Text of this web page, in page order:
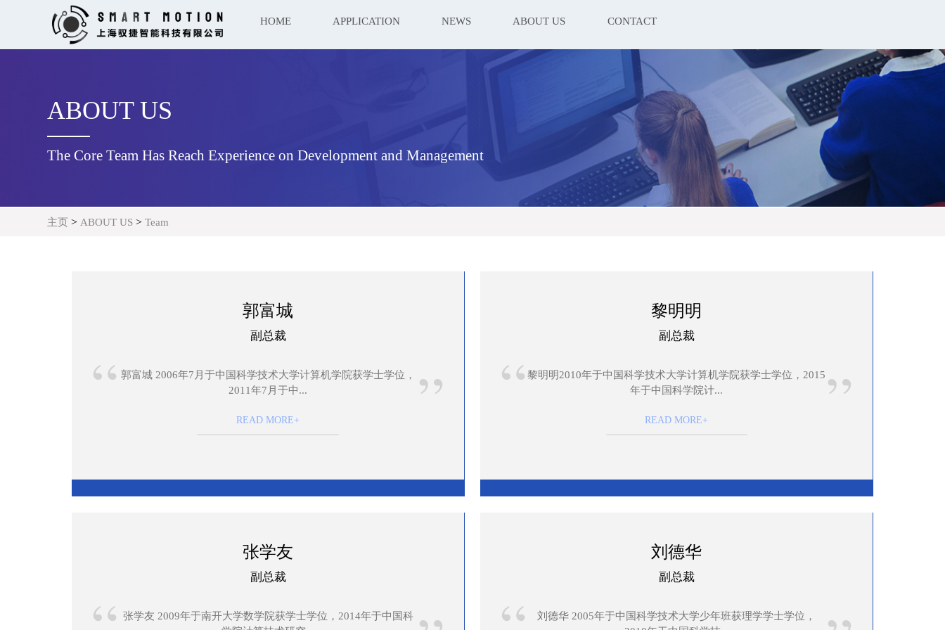
HOME APPLICATION NEWS ABOUT US CONTACT
ABOUT US
The Core Team Has Reach Experience on Development and Management
主页 > ABOUT US >Team
郭富城
副总裁
“ ”
郭富城 2006年7月于中国科学技术大学计算机学院获学士学位，
2011年7月于中...
READ MORE+
黎明明
副总裁
“ ”
黎明明2010年于中国科学技术大学计算机学院获学士学位，2015
年于中国科学院计...
READ MORE+
张学友
副总裁
张学友 2009年于南开大学数学院获学士学位，2014年于中国科
刘德华
副总裁
刘德华 2005年于中国科学技术大学少年班获理学学士学位，